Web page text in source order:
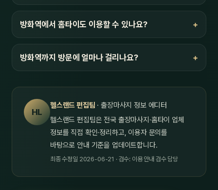
방화역에서 홈타이도 이용할 수 있나요?
방화역까지 방문에 얼마나 걸리나요?
HL
헬스랜드 편집팀 · 출장마사지 정보 에디터
헬스랜드 편집팀은 전국 출장마사지·홈타이 업체
정보를 직접 확인·정리하고, 이용자 문의를
바탕으로 안내 기준을 업데이트합니다.
최종 수정일 2026-06-21 · 검수: 이용 안내 검수 담당